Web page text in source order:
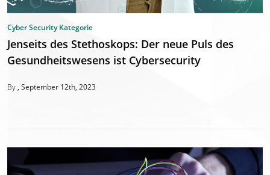
Cyber Security Kategorie
Jenseits des Stethoskops: Der neue Puls des
Gesundheitswesens ist Cybersecurity
By September 12th, 2023